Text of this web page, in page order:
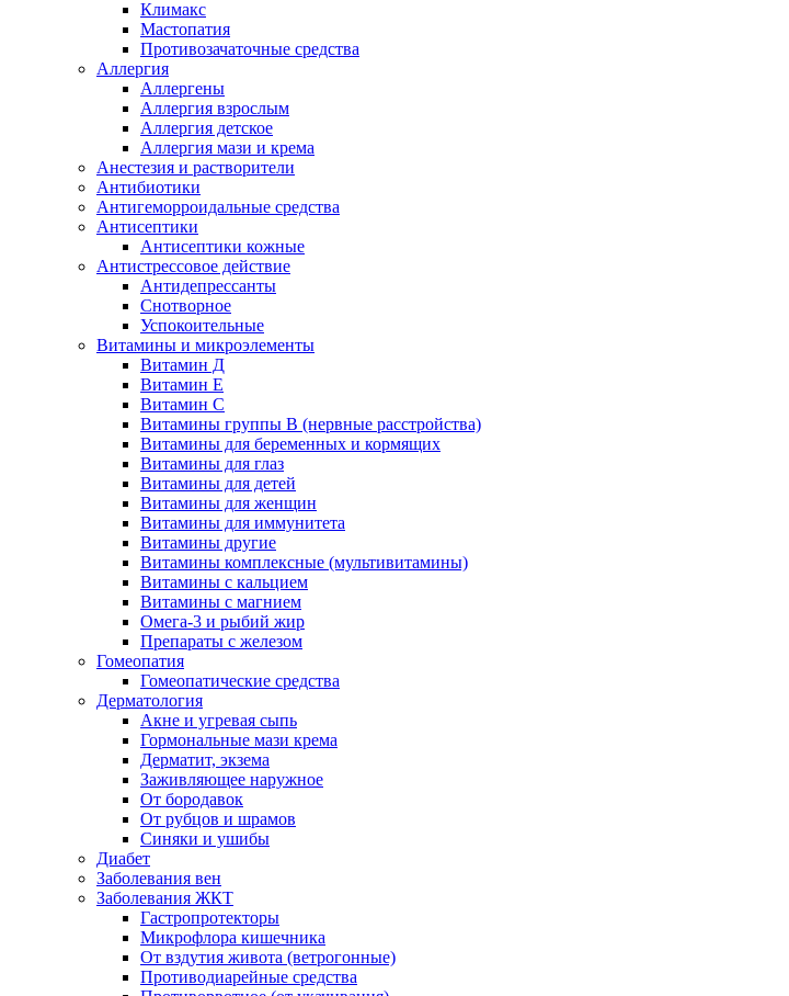
Климакс
Мастопатия
Противозачаточные средства
Аллергия
Аллергены
Аллергия взрослым
Аллергия детское
Аллергия мази и крема
Анестезия и растворители
Антибиотики
Антигеморроидальные средства
Антисептики
Антисептики кожные
Антистрессовое действие
Антидепрессанты
Снотворное
Успокоительные
Витамины и микроэлементы
Витамин Д
Витамин Е
Витамин С
Витамины группы В (нервные расстройства)
Витамины для беременных и кормящих
Витамины для глаз
Витамины для детей
Витамины для женщин
Витамины для иммунитета
Витамины другие
Витамины комплексные (мультивитамины)
Витамины с кальцием
Витамины с магнием
Омега-3 и рыбий жир
Препараты с железом
Гомеопатия
Гомеопатические средства
Дерматология
Акне и угревая сыпь
Гормональные мази крема
Дерматит, экзема
Заживляющее наружное
От бородавок
От рубцов и шрамов
Синяки и ушибы
Диабет
Заболевания вен
Заболевания ЖКТ
Гастропротекторы
Микрофлора кишечника
От вздутия живота (ветрогонные)
Противодиарейные средства